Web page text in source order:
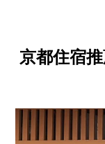
京都住宿